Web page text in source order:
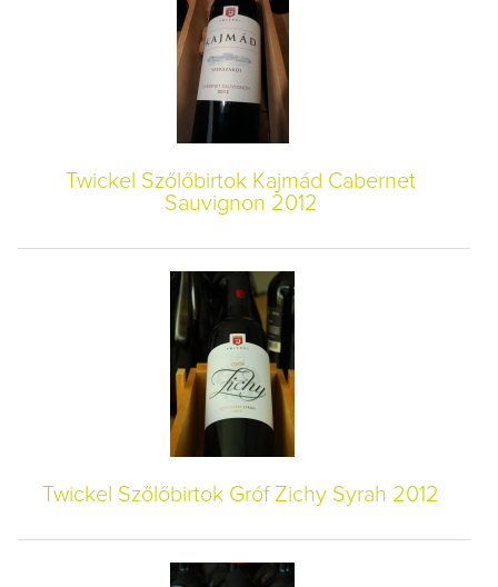
Twickel Szőlőbirtok Kajmád Cabernet
Sauvignon 2012
Twickel Szőlőbirtok Gróf Zichy Syrah 2012